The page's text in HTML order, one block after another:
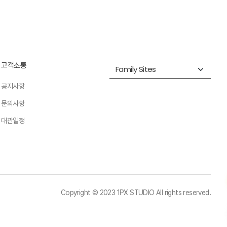
고객소통
공지사항
문의사항
대관일정
Copyright © 2023 1PX STUDIO All rights reserved.